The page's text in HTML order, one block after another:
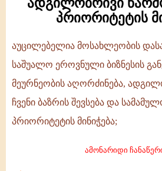
ადგილობრივი
პრიორიტეტის
აუცილებელია მოსახლეობის
საშუალო ეროვნული ბიზნესის
მეურნეობის აღორძინება,
ჩვენი ბაზრის შევსება და
პრიორიტეტის მინიჭება;
ამონარიდი